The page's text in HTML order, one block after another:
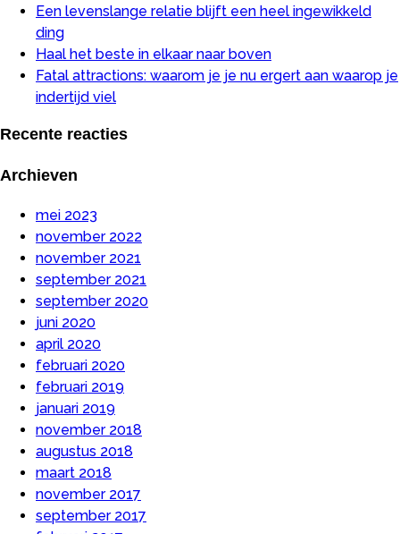
Een levenslange relatie blijft een heel ingewikkeld
ding
Haal het beste in elkaar naar boven
Fatal attractions: waarom je je nu ergert aan waarop je
indertijd viel
Recente reacties
Archieven
mei 2023
november 2022
november 2021
september 2021
september 2020
juni 2020
april 2020
februari 2020
februari 2019
januari 2019
november 2018
augustus 2018
maart 2018
november 2017
september 2017